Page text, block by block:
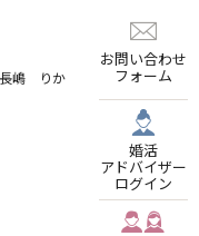
お問い合わせ
フォーム
婚活
アドバイザー
ログイン
長嶋 りか